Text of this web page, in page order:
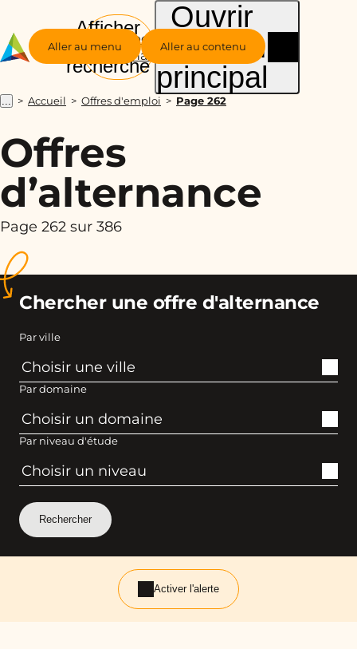
Aller au menu Aller au contenu
Groupe
Alternance
Afficher
la
recherche
Ouvrir
le menu
principal
... Accueil Offres d'emploi Page 262
Offres
d’alternance
Page 262 sur 386
Chercher une offre d'alternance
Par ville
Par domaine
Par niveau d'étude
Activer l'alerte